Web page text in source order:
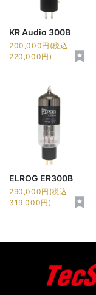
KR Audio 300B
200,000円(税込
220,000円)
ELROG ER300B
290,000円(税込
319,000円)